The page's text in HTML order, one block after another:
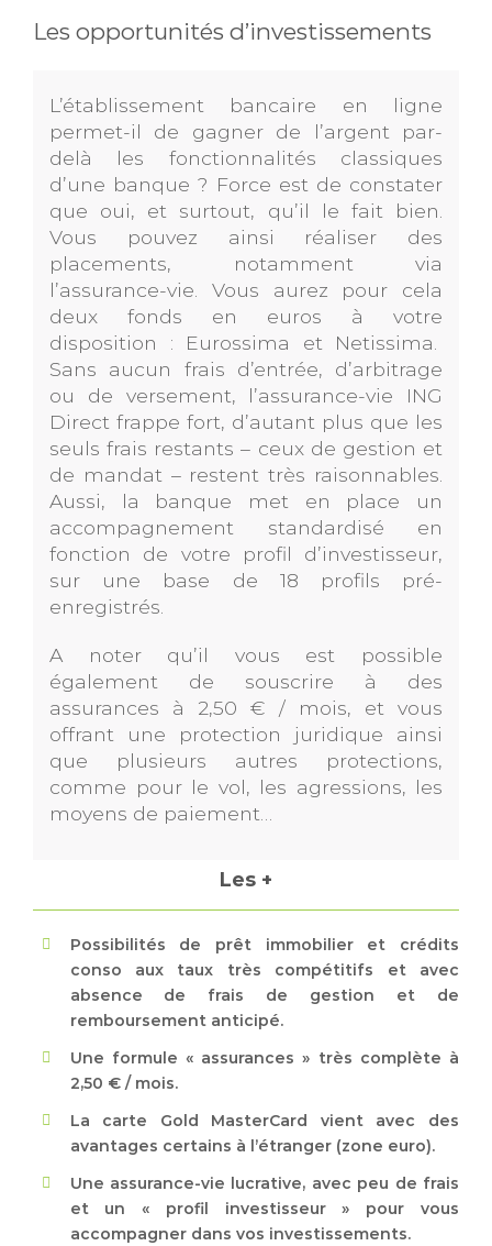
Les opportunités d’investissements
L’établissement bancaire en ligne
permet-il de gagner de l’argent par-
delà les fonctionnalités classiques
d’une banque ? Force est de constater
que oui, et surtout, qu’il le fait bien.
Vous pouvez ainsi réaliser des
placements, notamment via
l’assurance-vie. Vous aurez pour cela
deux fonds en euros à votre
disposition : Eurossima et Netissima.
Sans aucun frais d’entrée, d’arbitrage
ou de versement, l’assurance-vie ING
Direct frappe fort, d’autant plus que les
seuls frais restants – ceux de gestion et
de mandat – restent très raisonnables.
Aussi, la banque met en place un
accompagnement standardisé en
fonction de votre profil d’investisseur,
sur une base de 18 profils pré-
enregistrés.
A noter qu’il vous est possible
également de souscrire à des
assurances à 2,50 € / mois, et vous
offrant une protection juridique ainsi
que plusieurs autres protections,
comme pour le vol, les agressions, les
moyens de paiement…
Les +
Possibilités de prêt immobilier et crédits
conso aux taux très compétitifs et avec
absence de frais de gestion et de
remboursement anticipé.
Une formule « assurances » très complète à
2,50 € / mois.
La carte Gold MasterCard vient avec des
avantages certains à l’étranger (zone euro).
Une assurance-vie lucrative, avec peu de frais
et un « profil investisseur » pour vous
accompagner dans vos investissements.